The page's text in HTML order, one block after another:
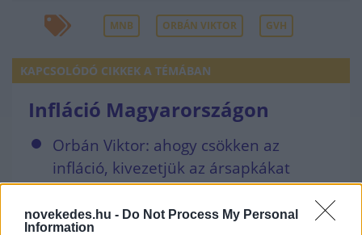
novekedes.hu - Do Not Process My Personal
Information
MNB ORBÁN VIKTOR GVH
KAPCSOLÓDÓ CIKKEK A TÉMÁBAN
Infláció Magyarországon
Orbán Viktor: ahogy csökken az
infláció, kivezetjük az ársapkákat
harmadik világháború veszélye